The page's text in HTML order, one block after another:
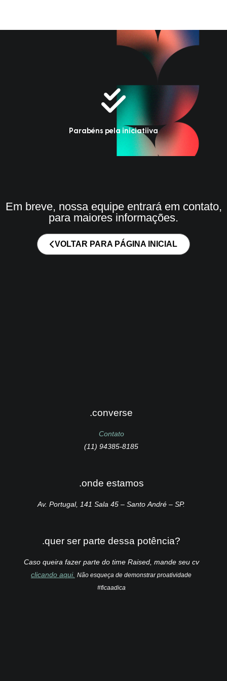
Parabéns pela iniciatiiva
Em breve, nossa equipe entrará em contato,
para maiores informações.
VOLTAR PARA PÁGINA INICIAL
.converse
Contato
(11) 94385-8185
.onde estamos
Av. Portugal, 141 Sala 45 – Santo André – SP.
.quer ser parte dessa potência?
Caso queira fazer parte do time Raised, mande seu cv
clicando aqui. Não esqueça de demonstrar proatividade
#ficaadica